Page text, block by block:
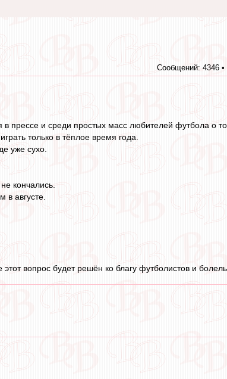
Сообщений: 4346 •
прессе и среди простых масс любителей футбола о
только в тёплое время года.
уже сухо.
кончались.
в августе.
вопрос будет решён ко благу футболистов и